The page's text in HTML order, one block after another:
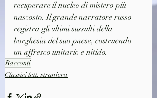
recuperare il nucleo di mistero più
nascosto. Il grande narratore russo
registra gli ultimi sussulti della
borghesia del suo paese, costruendo
un affresco unitario e nitido.
Racconti
Classici lett. straniera